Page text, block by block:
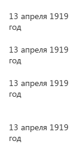
13 апреля 1919
год
13 апреля 1919
год
13 апреля 1919
год
13 апреля 1919
год